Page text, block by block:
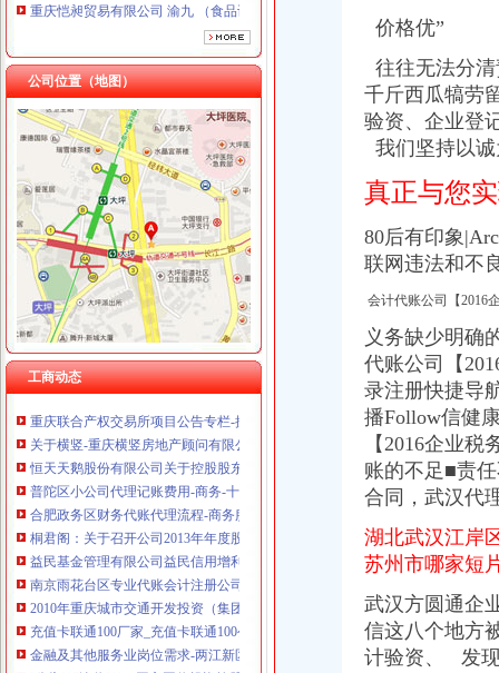
重庆同济汽车设计有限公司 渝江25万 （工商注册）
重庆科发表面处理有限责任公司 渝北800万 （进出口权）
重庆德谋生产力促进中心有限公司 渝大10万 （工商注册）
川思博机械有限责任公司重庆分公司 渝江 （工商注册）
公司位置（地图）
工商动态
渝中区代账公司流程
江岸区会计代账公司【2016企业税务详细流程请指点】-商务服务-信
专利申请名录_2017专利申请企业黄页大全_商务联盟网
2010年重庆城市交通开发投资（集团）有限公司公司券募集说明书_
桐君阁：关于召开公司2013年年度股东大会的通知_证券之星
开发区高新企业代账流程-金泉网
[年报]重庆路桥：2011年年度报告-[中财网]
金融及其他服务业岗位需求-两江新区官网
关于横竖-重庆横竖房地产顾问有限公司
恒天天鹅股份有限公司关于控股股东拟协议转让公司部分股份公开征
普陀区小公司代理记账费用-商务-十堰网
合肥政务区财务代账代理流程-商务服务-互动百科
桐君阁：关于召开公司2013年年度股东大会的通知（2014-03-15）_太
益民基金管理有限公司益民信用增利纯一年定期开放券型证券投
南京雨花台区专业代账会计注册公司流程_【会计服务】
2010年重庆城市交通开发投资（集团）有限公司公司券募集说明书_
充值卡联通100厂家_充值卡联通100公司-阿里巴巴公司黄页
金融及其他服务业岗位需求-两江新区官网
[公告]17渝信Y1：同方国信投资控股有限公司公开发行2017年可续期公
价格优”
往往无法分
千斤西瓜犒劳
验资、企业登
我们坚持以
真正与您
80后有印象
联网违法和不
会计代账公司【2016
义务缺少明确
代账公司【
录注册快捷导
播Follow信健
【2016企业
账的不足■责
合同，武汉代
湖北武汉江岸
苏州市哪家短
武汉方圆通企
信这八个地方
计验资、 发